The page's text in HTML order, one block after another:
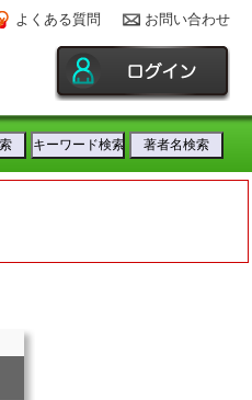
よくある質問 お問い合わせ